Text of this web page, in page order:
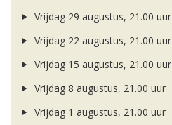
Vrijdag 29 augustus, 21.00 uur
Vrijdag 22 augustus, 21.00 uur
Vrijdag 15 augustus, 21.00 uur
Vrijdag 8 augustus, 21.00 uur
Vrijdag 1 augustus, 21.00 uur